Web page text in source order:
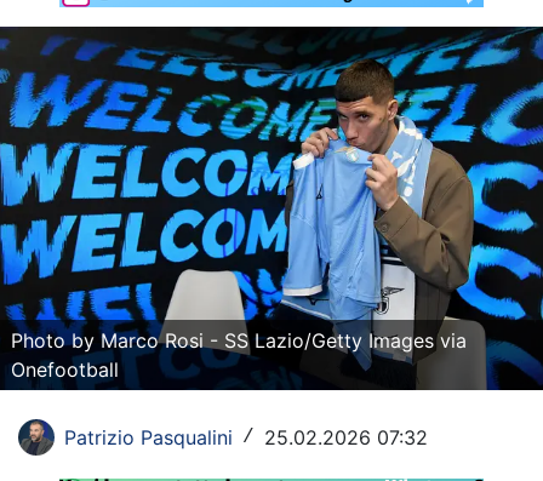
Calciomercato
Lazio Women
Rassegna Lazio
Social
Calcio
Serie A
Champions League
Europa League
Altri Sport
Photo by Marco Rosi - SS Lazio/Getty Images via
Onefootball
Patrizio Pasqualini / 25.02.2026 07:32